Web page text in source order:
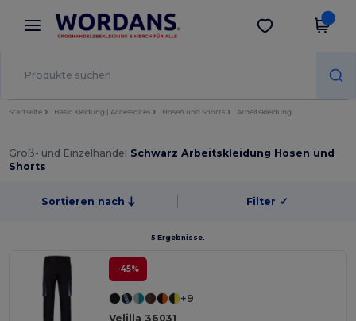
× Wordans App
Bessere Preise in der App!
App holen
Startseite Basic Kleidung | Accessoires Hosen und Shorts Arbeitskleidung
Groß- und Einzelhandel Schwarz Arbeitskleidung Hosen und
Shorts
Sortieren nach Filter ✓
5 Ergebnisse.
-45%
+9
Velilla 36031